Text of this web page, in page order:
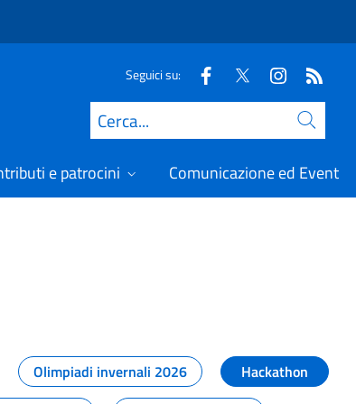
Seguici su:
Cerca
e patrocini Comunicazione ed Eventi
Olimpiadi invernali 2026
Hackathon